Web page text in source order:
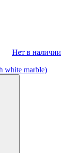
Нет в наличии
white marble)